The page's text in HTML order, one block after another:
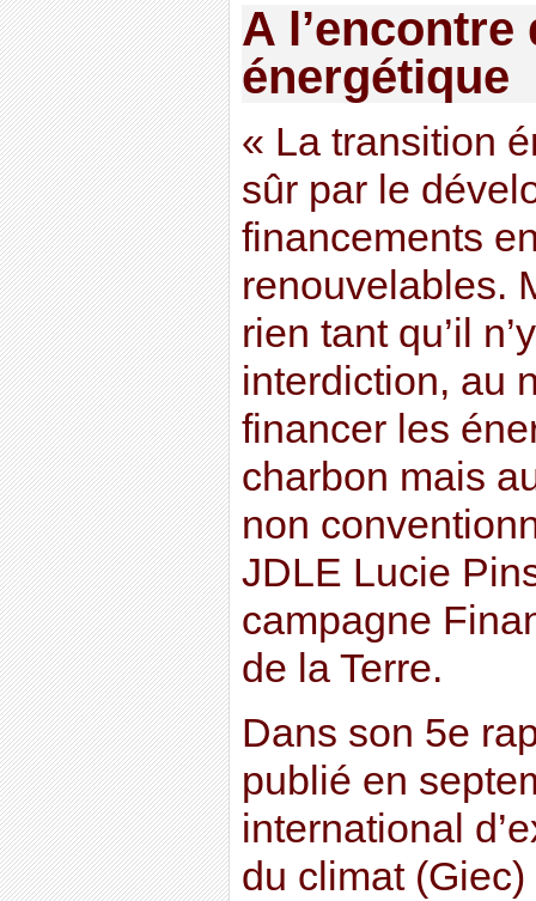
A
énergétique
« La transition
sûr par le
financements
renouvelables.
rien tant qu’il
interdiction, au
financer les
charbon mais
non
JDLE Lucie
campagne
de la Terre.
Dans son 5e
publié en
international
du climat